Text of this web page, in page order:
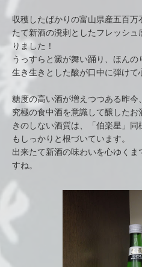
収穫したばかりの富山県産五百万
たて新酒の溌剌としたフレッシ
りました！
うっすらと澱が舞い踊り、ほんの
生き生きとした酸が口中に弾けて
糖度の高い酒が増えつつある昨
究極の食中酒を意識して醸した
きのしない酒質は、「伯楽星」
もしっかりと根づいています。
出来たて新酒の味わいを心ゆく
すね。